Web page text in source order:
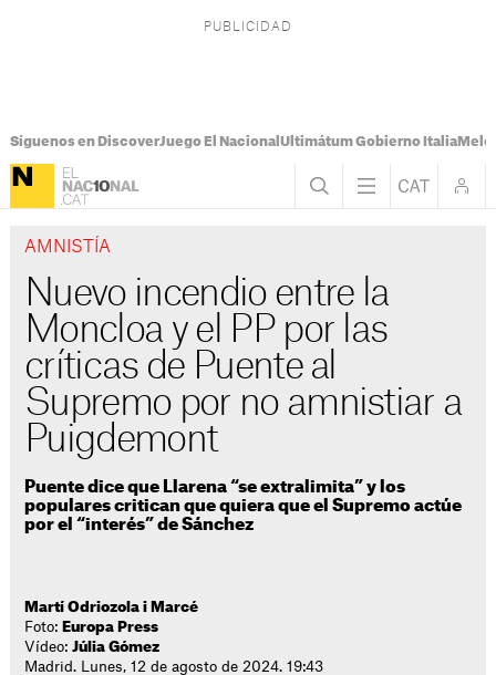
Síguenos en DiscoverJuego El Nacional Ultimátum Gobierno Italia
AMNISTÍA
Nuevo incendio entre la
Moncloa y el PP por las
críticas de Puente al
Supremo por no amnistiar a
Puigdemont
Puente dice que Llarena “se extralimita” y los
populares critican que quiera que el Supremo actúe
por el “interés” de Sánchez
Martí Odriozola i Marcé
Foto: Europa Press
Vídeo:Júlia Gómez
Madrid. Lunes, 12 de agosto de 2024. 19:43